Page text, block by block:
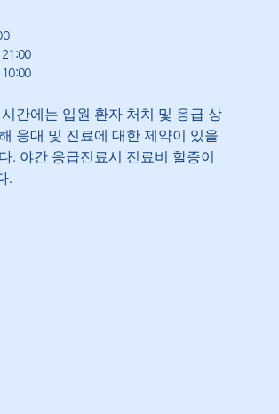
21:00
10:00
간에는 입원 환자 처치 및 응급 상
응대 및 진료에 대한 제약이 있을
. 야간 응급진료시 진료비 할증이
.